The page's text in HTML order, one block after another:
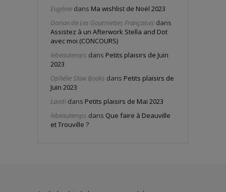
Eugénie dans Ma wishlist de Noël 2023
Dorian de Les Gourmettes Françaises dans
Assistez à un Afterwork Stella and Dot
avec moi (CONCOURS)
lebeautemps dans Petits plaisirs de Juin
2023
Ophélie Slow Books dans Petits plaisirs de
Juin 2023
Laadi dans Petits plaisirs de Mai 2023
lebeautemps dans Que faire à Deauville
et Trouville ?